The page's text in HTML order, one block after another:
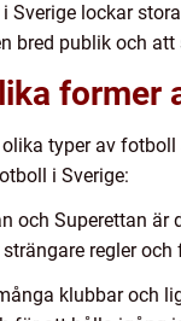
Sverige lockar
bred publik och
former
typer av
i Sverige:
och Superettan
regler
klubbar och